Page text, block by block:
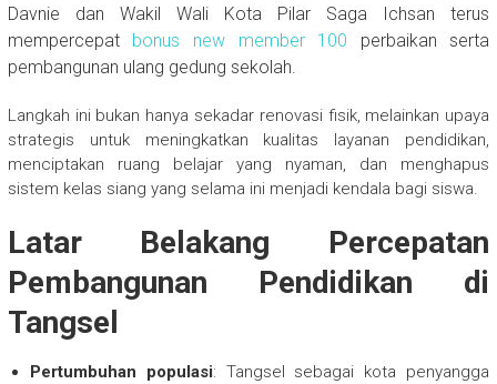
Davnie dan Wakil Wali Kota Pilar Saga Ichsan terus
mempercepat bonus new member 100 perbaikan serta
pembangunan ulang gedung sekolah.
Langkah ini bukan hanya sekadar renovasi fisik, melainkan upaya
strategis untuk meningkatkan kualitas layanan pendidikan,
menciptakan ruang belajar yang nyaman, dan menghapus
sistem kelas siang yang selama ini menjadi kendala bagi siswa.
Latar Belakang Percepatan
Pembangunan Pendidikan di
Tangsel
Pertumbuhan populasi: Tangsel sebagai kota penyangga